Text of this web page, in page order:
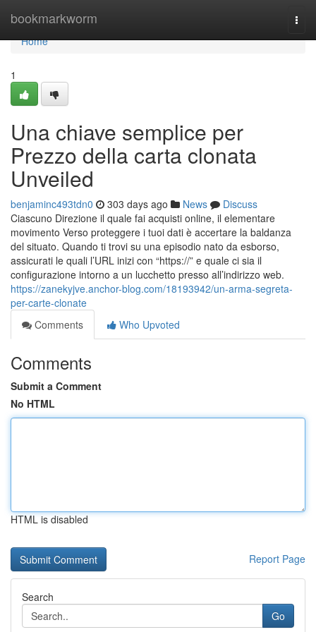
bookmarkworm
Home
Home
1
Una chiave semplice per
Prezzo della carta clonata
Unveiled
benjaminc493tdn0 303 days ago News
Discuss
Ciascuno Direzione il quale fai acquisti online, il elementare
movimento Verso proteggere i tuoi dati è accertare la baldanza
del situato. Quando ti trovi su una episodio nato da esborso,
assicurati le quali l’URL inizi con “https://” e quale ci sia il
configurazione intorno a un lucchetto presso all’indirizzo web.
https://zanekyjve.anchor-blog.com/18193942/un-arma-segreta-
per-carte-clonate
Comments
Who Upvoted
Comments
Submit a Comment
No HTML
HTML is disabled
Report Page
Search
Go